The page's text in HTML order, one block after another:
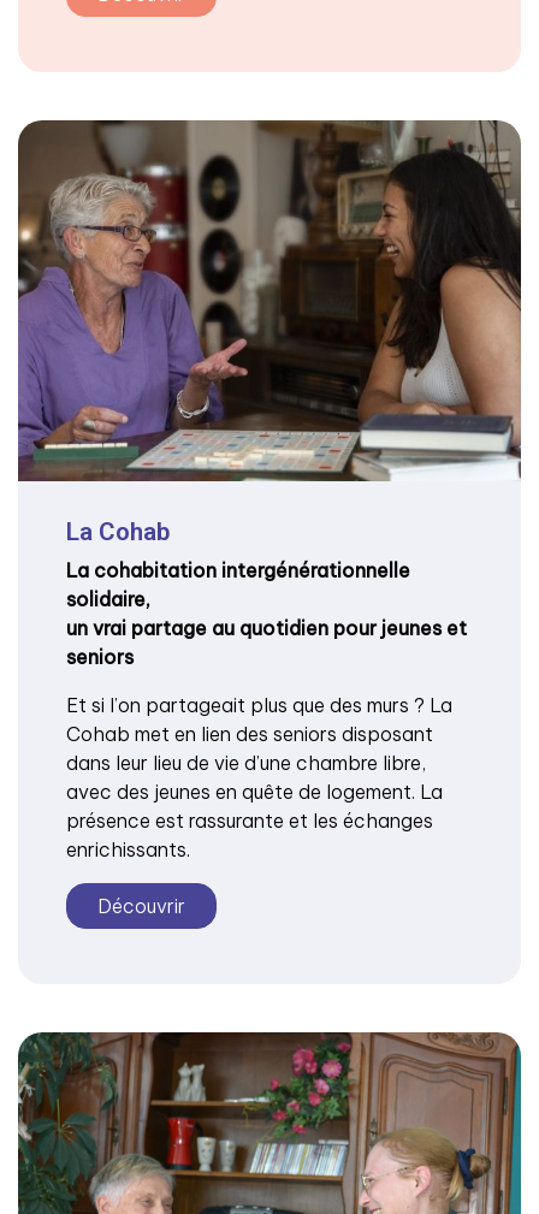
La Cohab
La cohabitation intergénérationnelle
solidaire,
un vrai partage au quotidien pour jeunes et
seniors
Et si l’on partageait plus que des murs ? La
Cohab met en lien des seniors disposant
dans leur lieu de vie d’une chambre libre,
avec des jeunes en quête de logement. La
présence est rassurante et les échanges
enrichissants.
Découvrir